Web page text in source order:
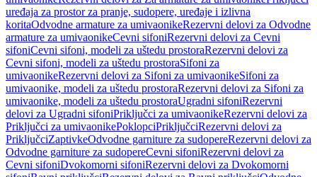
uređaja za prostor za pranje, sudopere, uređaje i izlivna
koritaOdvodne armature za umivaonikeRezervni delovi za Odvodne
armature za umivaonikeCevni sifoniRezervni delovi za Cevni
sifoniCevni sifoni, modeli za uštedu prostoraRezervni delovi za
Cevni sifoni, modeli za uštedu prostoraSifoni za
umivaonikeRezervni delovi za Sifoni za umivaonikeSifoni za
umivaonike, modeli za uštedu prostoraRezervni delovi za Sifoni za
umivaonike, modeli za uštedu prostoraUgradni sifoniRezervni
delovi za Ugradni sifoniPriključci za umivaonikeRezervni delovi za
Priključci za umivaonikePoklopciPriključciRezervni delovi za
PriključciZaptivkeOdvodne garniture za sudopereRezervni delovi za
Odvodne garniture za sudopereCevni sifoniRezervni delovi za
Cevni sifoniDvokomorni sifoniRezervni delovi za Dvokomorni